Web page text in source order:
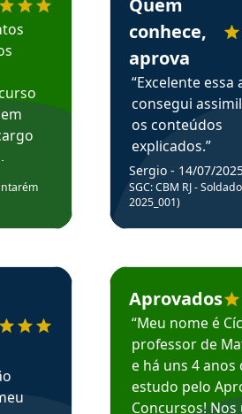
o Aprova Concursos em depoimento
conhece,
aprova
“Excelente essa
consegui
os conteúdos
explicados.”
Sergio - 14/07/
SGC: CBM RJ -
2025_001)
Estudante Cicero
Aprovados
“Meu nome é
professor de
e há uns 4 anos
estudo pelo
Concursos!